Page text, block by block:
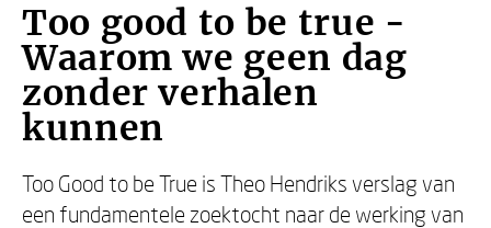
Too good to be true -
Waarom we geen dag
zonder verhalen
kunnen
Too Good to be True is Theo Hendriks verslag van
een fundamentele zoektocht naar de werking van